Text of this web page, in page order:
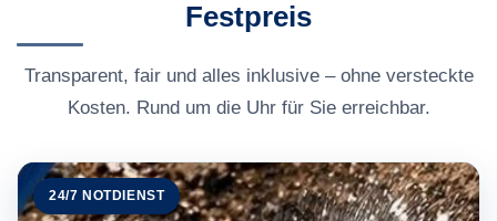
Festpreis
Transparent, fair und alles inklusive – ohne versteckte
Kosten. Rund um die Uhr für Sie erreichbar.
24/7 NOTDIENST